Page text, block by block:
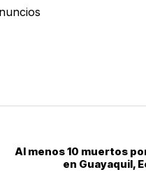
Al menos 10 muertos
en Guayaquil,